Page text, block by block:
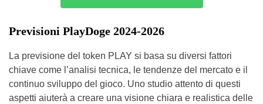
Previsioni PlayDoge 2024-2026
La previsione del token PLAY si basa su diversi fattori
chiave come l’analisi tecnica, le tendenze del mercato e il
continuo sviluppo del gioco. Uno studio attento di questi
aspetti aiuterà a creare una visione chiara e realistica delle